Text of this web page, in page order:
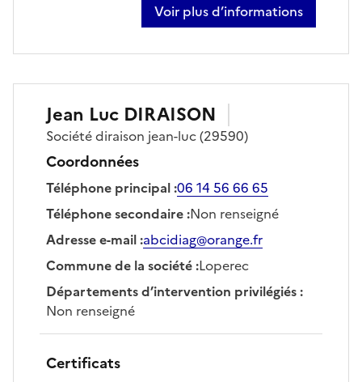
Voir plus d’informations
sur pascal brandon
Jean Luc DIRAISON
Sociétédiraison jean-luc(29590)
Coordonnées
Téléphone principal:06 14 56 66 65
Téléphone secondaire:Non renseigné
Adresse e-mail:abcidiag@orange.fr
Commune de la société:Loperec
Départements d’intervention privilégiés:
Non renseigné
Certificats